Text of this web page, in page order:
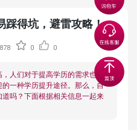
踩得坑，避雷攻略！
878 0 0
人们对于提高学历的需求也日
一种学历提升途径。那么，自
吗？下面根据相关信息一起来